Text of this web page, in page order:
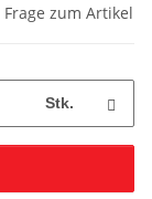
Frage zum Artikel
Stk.